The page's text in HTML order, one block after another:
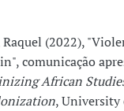
(2022),
comunicação
African
, University